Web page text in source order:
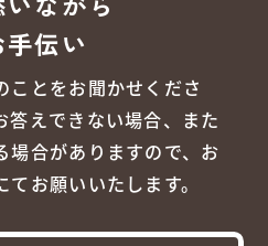
伝い
ことをお聞かせくださ
答えできない場合、また
場合がありますので、お
お願いいたします。